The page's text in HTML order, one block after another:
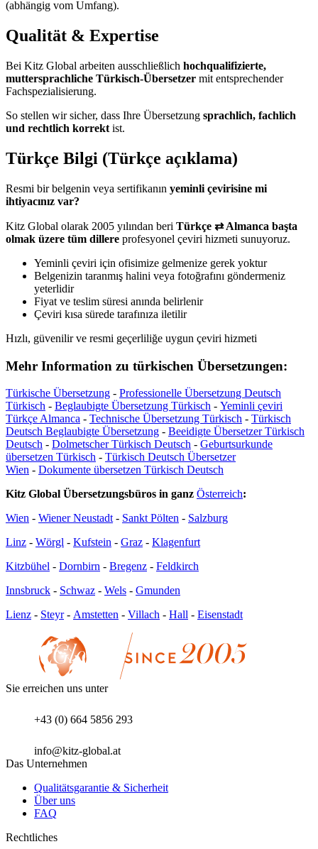
(abhängig vom Umfang).
Qualität & Expertise
Bei Kitz Global arbeiten ausschließlich hochqualifizierte,
muttersprachliche Türkisch-Übersetzer mit entsprechender
Fachspezialisierung.
So stellen wir sicher, dass Ihre Übersetzung sprachlich, fachlich
und rechtlich korrekt ist.
Türkçe Bilgi (Türkçe açıklama)
Resmi bir belgenin veya sertifikanın yeminli çevirisine mi
ihtiyacınız var?
Kitz Global olarak 2005 yılından beri Türkçe ⇄ Almanca başta
olmak üzere tüm dillere profesyonel çeviri hizmeti sunuyoruz.
Yeminli çeviri için ofisimize gelmenize gerek yoktur
Belgenizin taranmış halini veya fotoğrafını göndermeniz
yeterlidir
Fiyat ve teslim süresi anında belirlenir
Çeviri kısa sürede tarafınıza iletilir
Hızlı, güvenilir ve resmi geçerliliğe uygun çeviri hizmeti
Mehr Information zu türkischen Übersetzungen:
Türkische Übersetzung - Professionelle Übersetzung Deutsch
Türkisch - Beglaubigte Übersetzung Türkisch - Yeminli çeviri
Türkçe Almanca - Technische Übersetzung Türkisch - Türkisch
Deutsch Beglaubigte Übersetzung - Beeidigte Übersetzer Türkisch
Deutsch - Dolmetscher Türkisch Deutsch - Geburtsurkunde
übersetzen Türkisch - Türkisch Deutsch Übersetzer
Wien - Dokumente übersetzen Türkisch Deutsch
Kitz Global Übersetzungsbüros in ganz Österreich:
Wien - Wiener Neustadt - Sankt Pölten - Salzburg
Linz - Wörgl - Kufstein - Graz - Klagenfurt
Kitzbühel - Dornbirn - Bregenz - Feldkirch
Innsbruck - Schwaz - Wels - Gmunden
Lienz - Steyr- Amstetten - Villach - Hall - Eisenstadt
Sie erreichen uns unter
+43 (0) 664 5856 293
info@kitz-global.at
Das Unternehmen
Qualitätsgarantie & Sicherheit
Über uns
FAQ
Rechtliches